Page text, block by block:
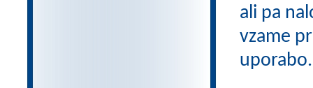
ali pa
vzame
uporabo.